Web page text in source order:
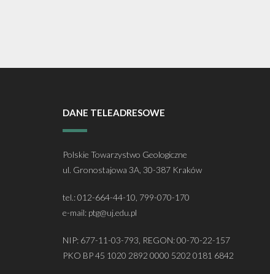
DANE TELEADRESOWE
Polskie Towarzystwo Geologiczne
ul. Gronostajowa 3A, 30-387 Kraków
tel.: 012-664-44-10, 799-070-170
e-mail: ptg@uj.edu.pl
NIP: 677-11-03-793, REGON: 00-70-22-157
PKO BP 45 1020 2892 0000 5202 0181 6842